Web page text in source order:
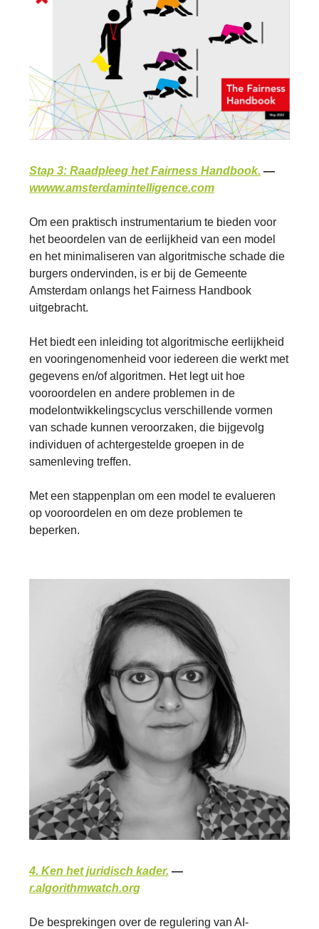
Stap 3: Raadpleeg het Fairness Handbook. —
wwww.amsterdamintelligence.com
Om een praktisch instrumentarium te bieden voor
het beoordelen van de eerlijkheid van een model
en het minimaliseren van algoritmische schade die
burgers ondervinden, is er bij de Gemeente
Amsterdam onlangs het Fairness Handbook
uitgebracht.
Het biedt een inleiding tot algoritmische eerlijkheid
en vooringenomenheid voor iedereen die werkt met
gegevens en/of algoritmen. Het legt uit hoe
vooroordelen en andere problemen in de
modelontwikkelingscyclus verschillende vormen
van schade kunnen veroorzaken, die bijgevolg
individuen of achtergestelde groepen in de
samenleving treffen.
Met een stappenplan om een model te evalueren
op vooroordelen en om deze problemen te
beperken.
4. Ken het juridisch kader. —
r.algorithmwatch.org
De besprekingen over de regulering van AI-